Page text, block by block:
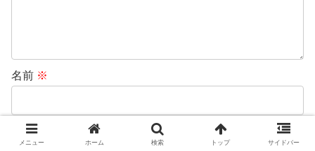
名前 ※
メール
メニュー ホーム 検索 トップ サイドバー